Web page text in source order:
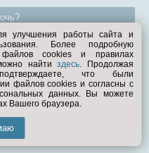
улучшения работы сайта и
Более подробную
cookies и правилах
найтиздесь. Продолжая
что были
файлов cookies и согласны с
данных. Вы можете
Вашего браузера.